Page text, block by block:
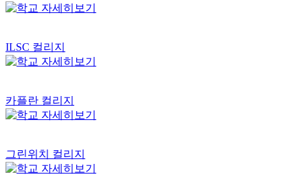
ILSC 컬리지
카플란 컬리지
그린위치 컬리지